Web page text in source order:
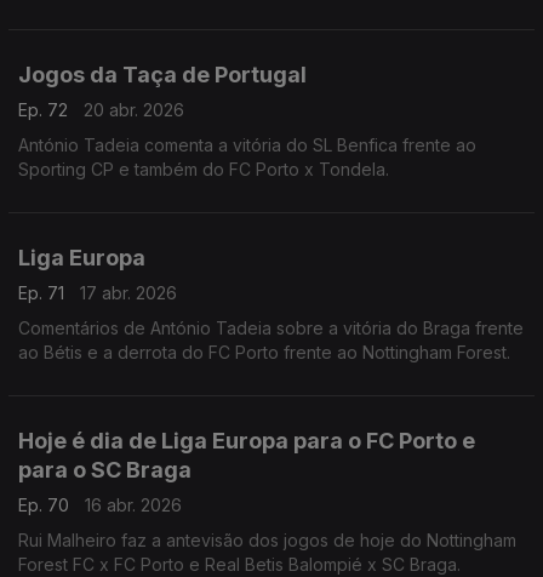
Jogos da Taça de Portugal
Ep. 72
20 abr. 2026
António Tadeia comenta a vitória do SL Benfica frente ao
Sporting CP e também do FC Porto x Tondela.
Liga Europa
Ep. 71
17 abr. 2026
Comentários de António Tadeia sobre a vitória do Braga frente
ao Bétis e a derrota do FC Porto frente ao Nottingham Forest.
Hoje é dia de Liga Europa para o FC Porto e
para o SC Braga
Ep. 70
16 abr. 2026
Rui Malheiro faz a antevisão dos jogos de hoje do Nottingham
Forest FC x FC Porto e Real Betis Balompié x SC Braga.